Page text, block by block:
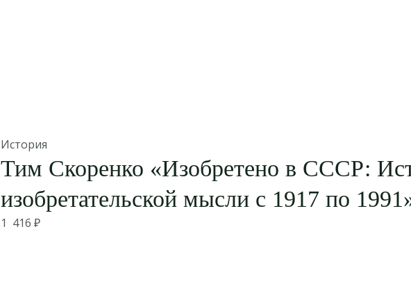
История
Тим Скоренко «Изобретено в СССР:
изобретательской мысли с 1917 по
1 416₽